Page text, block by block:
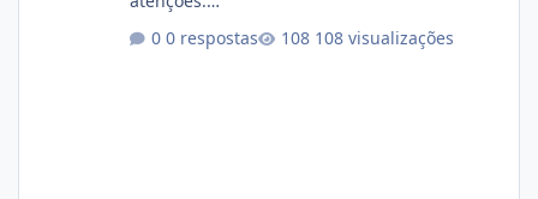
https://cloudlinux.statuspage.io/incidents/dlr
xjx23zz5f Criamos uma breve explicação:
0 respostas 108 visualizações